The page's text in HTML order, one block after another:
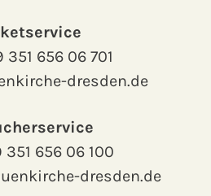
351 656 06 701
dresden.de
351 656 06 100
dresden.de